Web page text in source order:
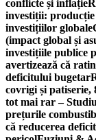
conflicte și inflație
investiții: producție
investițiilor globale
(impact global și
investițiile publice
avertizează că
deficitului bugetar
covrigi și patiserie,
tot mai rar – Studiu
prețurile
că reducerea